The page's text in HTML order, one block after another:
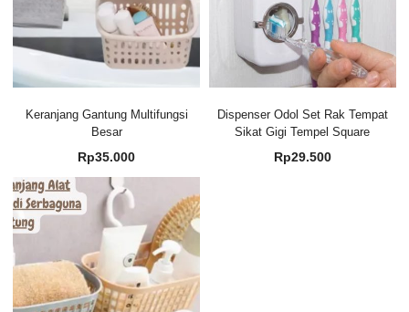
Keranjang Gantung Multifungsi
Besar
Rp35.000
Dispenser Odol Set Rak Tempat
Sikat Gigi Tempel Square
Rp29.500